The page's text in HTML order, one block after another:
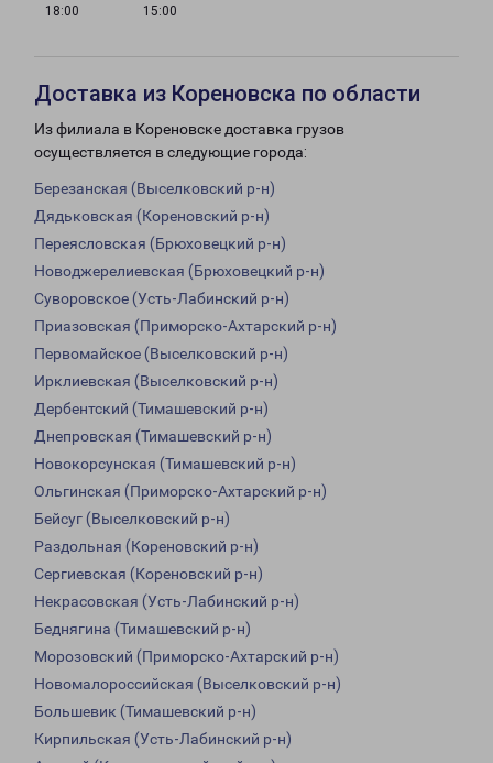
18:00
15:00
Доставка из Кореновска по области
Из филиала в Кореновске доставка грузов
осуществляется в следующие города:
Березанская (Выселковский р-н)
Дядьковская (Кореновский р-н)
Переясловская (Брюховецкий р-н)
Новоджерелиевская (Брюховецкий р-н)
Суворовское (Усть-Лабинский р-н)
Приазовская (Приморско-Ахтарский р-н)
Первомайское (Выселковский р-н)
Ирклиевская (Выселковский р-н)
Дербентский (Тимашевский р-н)
Днепровская (Тимашевский р-н)
Новокорсунская (Тимашевский р-н)
Ольгинская (Приморско-Ахтарский р-н)
Бейсуг (Выселковский р-н)
Раздольная (Кореновский р-н)
Сергиевская (Кореновский р-н)
Некрасовская (Усть-Лабинский р-н)
Беднягина (Тимашевский р-н)
Морозовский (Приморско-Ахтарский р-н)
Новомалороссийская (Выселковский р-н)
Большевик (Тимашевский р-н)
Кирпильская (Усть-Лабинский р-н)